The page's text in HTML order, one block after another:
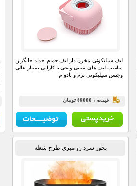
لیف سیلیکونی مخزن دار لیف حمام جدید جایگزین
مناسب لیف های سنتی ونخی با کارایی بسیار عالی
وجنس سیلیکونی نرم و بادوام
قيمت : 89000 تومان
بخور سرد رو میزی طرح شعله